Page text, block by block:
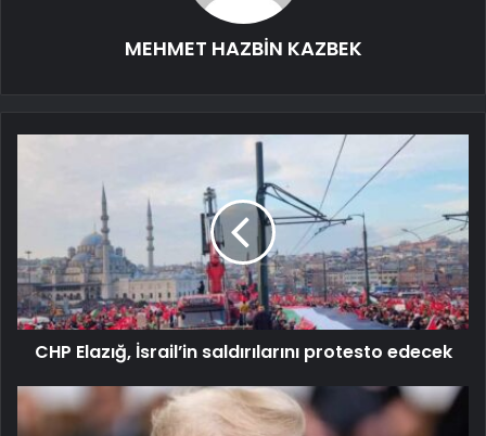
MEHMET HAZBİN KAZBEK
CHP Elazığ, İsrail’in saldırılarını protesto edecek